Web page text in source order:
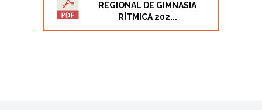
REGIONAL DE GIMNASIA
RÍTMICA 202...